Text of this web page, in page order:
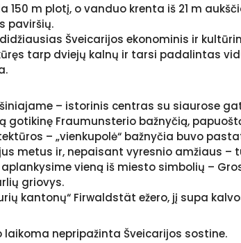
150 m plotį, o vanduo krenta iš 21 m
paviršių.
Šveicarijos ekonominis ir
tarp dviejų kalnų ir tarsi padalintas
– istorinis centras su siaurose
Fraumunsterio bažnyčią,
– „vienkupolė“ bažnyčia buvo
metus ir, nepaisant vyresnio amžiaus
vieną iš miesto simbolių –
griovys.
kantonų“ Firwaldstät ežero, jį supa
nepripažinta Šveicarijos sostine.